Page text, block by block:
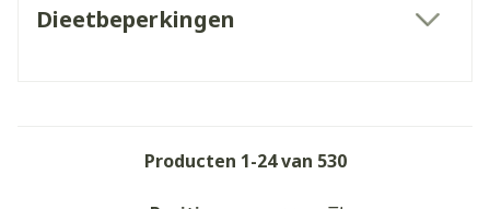
Dieetbeperkingen
Producten 1-24van 530